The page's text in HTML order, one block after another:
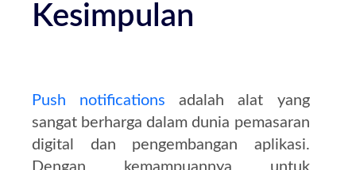
Kesimpulan
Push notifications adalah alat yang
sangat berharga dalam dunia pemasaran
digital dan pengembangan aplikasi.